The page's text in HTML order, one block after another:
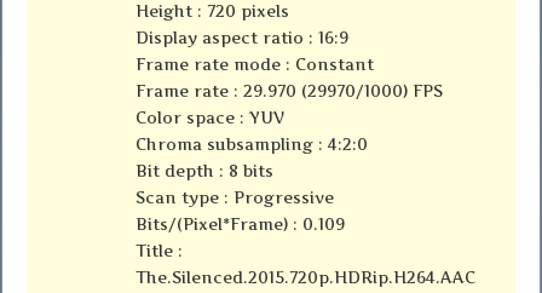
Height : 720 pixels
Display aspect ratio : 16:9
Frame rate mode : Constant
Frame rate : 29.970 (29970/1000) FPS
Color space : YUV
Chroma subsampling : 4:2:0
Bit depth : 8 bits
Scan type : Progressive
Bits/(Pixel*Frame) : 0.109
Title :
The.Silenced.2015.720p.HDRip.H264.AAC